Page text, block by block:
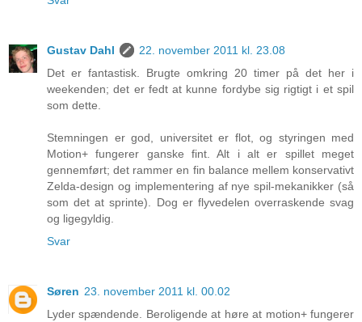
Gustav Dahl
22. november 2011 kl. 23.08
Det er fantastisk. Brugte omkring 20 timer på det her i
weekenden; det er fedt at kunne fordybe sig rigtigt i et spil
som dette.
Stemningen er god, universitet er flot, og styringen med
Motion+ fungerer ganske fint. Alt i alt er spillet meget
gennemført; det rammer en fin balance mellem konservativt
Zelda-design og implementering af nye spil-mekanikker (så
som det at sprinte). Dog er flyvedelen overraskende svag
og ligegyldig.
Svar
Søren 23. november 2011 kl. 00.02
Lyder spændende. Beroligende at høre at motion+ fungerer